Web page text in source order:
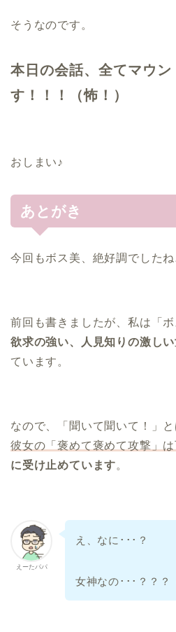
そうなのです。
本日の会話、全てマウ
す！！！（怖！）
おしまい♪
あとがき
今回もボス美、絶好調でしたね
前回も書きましたが、私は「
欲求の強い、人見知りの激しい
ています。
なので、「聞いて聞いて！」
彼女の「褒めて褒めて攻撃」は
に受け止めています。
えーたパパ
え、なに･･･？
女神なの･･･？？？